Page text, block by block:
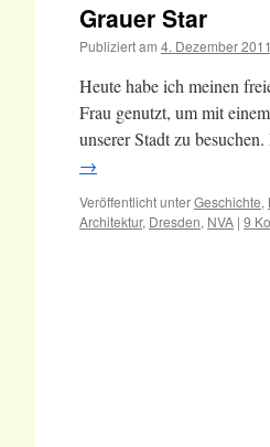
Grauer Star
Publiziert am 4. Dezember 2011
Heute habe ich meinen
Frau genutzt, um mit
unserer Stadt zu
→
Veröffentlicht unterGeschichte,
Architektur, Dresden, NVA | 9